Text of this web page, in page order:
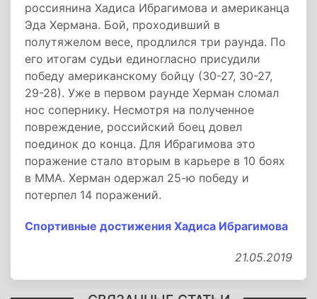
россиянина Хадиса Ибрагимова и американца
Эда Хермана. Бой, проходивший в
полутяжелом весе, продлился три раунда. По
его итогам судьи единогласно присудили
победу американскому бойцу (30-27, 30-27,
29-28). Уже в первом раунде Херман сломал
нос сопернику. Несмотря на полученное
повреждение, российский боец довел
поединок до конца. Для Ибрагимова это
поражение стало вторым в карьере в 10 боях
в ММА. Херман одержал 25-ю победу и
потерпел 14 поражений.
Спортивные достижения Хадиса Ибрагимова
21.05.2019